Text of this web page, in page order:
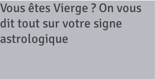
Vous êtes Vierge ? On vous
dit tout sur votre signe
astrologique